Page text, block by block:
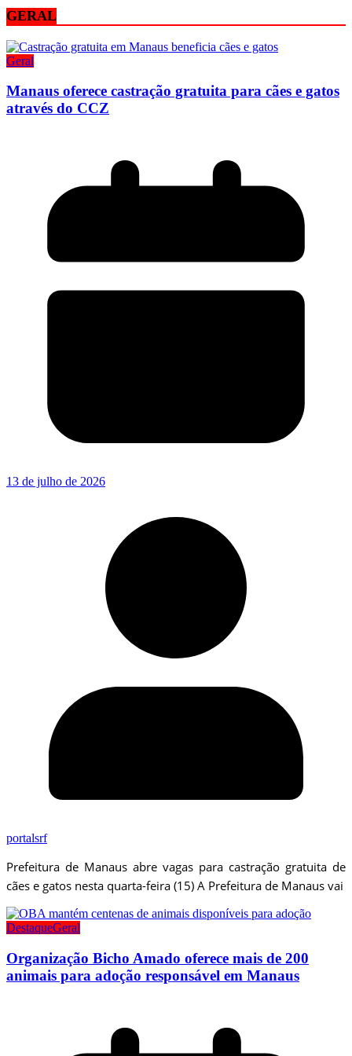
GERAL
Geral
Manaus oferece castração gratuita para cães e gatos
através do CCZ
13 de julho de 2026
portalsrf
Prefeitura de Manaus abre vagas para castração gratuita de
cães e gatos nesta quarta-feira (15) A Prefeitura de Manaus vai
DestaqueGeral
Organização Bicho Amado oferece mais de 200
animais para adoção responsável em Manaus